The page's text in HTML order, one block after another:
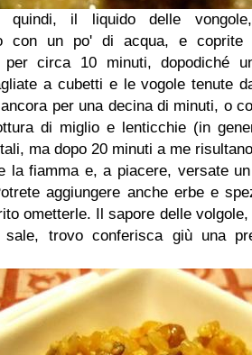
quindi, il liquido delle vongole,
con un po' di acqua, e coprite
per circa 10 minuti, dopodiché
a cubetti e le vogole tenute
per una decina di minuti, o
di miglio e lenticchie (in
ma dopo 20 minuti a me
la fiamma e, a piacere, versate
aggiungere anche erbe e
ometterle. Il sapore delle
sale, trovo conferisca giù una